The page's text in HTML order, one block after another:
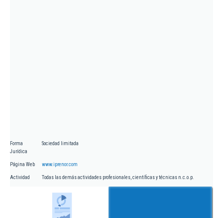
Forma
Jurídica
Sociedad limitada
Página Web www.iprenor.com
Actividad Todas las demás actividades profesionales, científicas y técnicas n.c.o.p.